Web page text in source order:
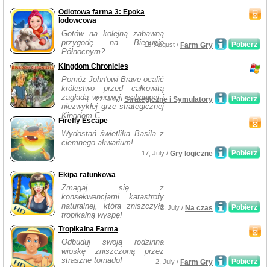
Odlotowa farma 3: Epoka
lodowcowa
Gotów na kolejną zabawną
przygodę na Biegunie
Północnym?
Pobierz
15, August / Farm Gry
Kingdom Chronicles
Pomóż John'owi Brave ocalić
królestwo przed całkowitą
zagładą w nowej, zabawnej i
niezwykłej grze strategicznej
Kingdom C...
Pobierz
22, July / Strategiczne i Symulatory
Firefly Escape
Wydostań świetlika Basila z
ciemnego akwarium!
Pobierz
17, July / Gry logiczne
Ekipa ratunkowa
Zmagaj się z
konsekwencjami katastrofy
naturalnej, która zniszczyła
tropikalną wyspę!
Pobierz
2, July / Na czas
Tropikalna Farma
Odbuduj swoją rodzinna
wioskę zniszczoną przez
straszne tornado!
Pobierz
2, July / Farm Gry